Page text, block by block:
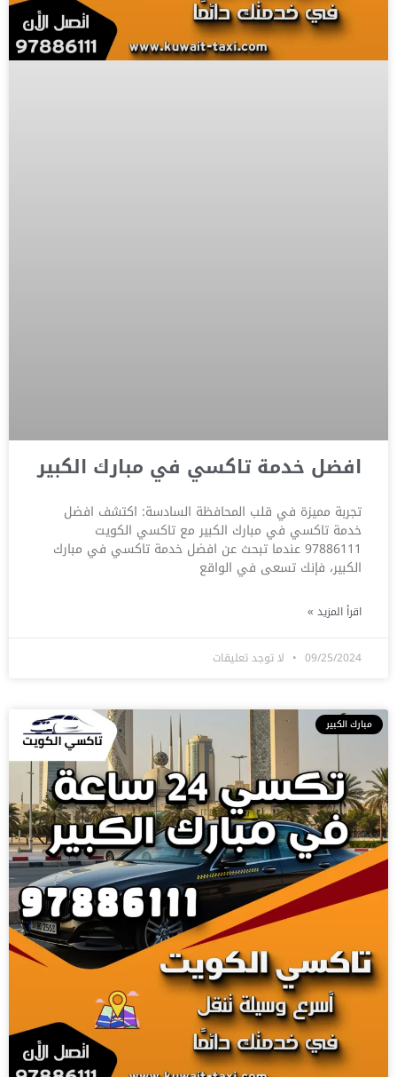
افضل خدمة تاكسي في مبارك الكبير
تجربة مميزة في قلب المحافظة السادسة: اكتشف افضل
خدمة تاكسي في مبارك الكبير مع تاكسي الكويت
97886111 عندما تبحث عن افضل خدمة تاكسي في مبارك
الكبير، فإنك تسعى في الواقع
اقرأ المزيد »
09/25/2024 لا توجد تعليقات
مبارك الكبير